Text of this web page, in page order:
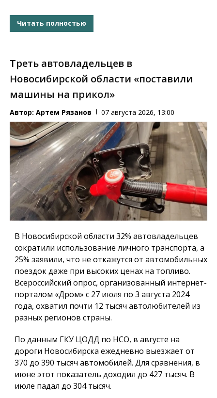
Читать полностью
Треть автовладельцев в
Новосибирской области «поставили
машины на прикол»
Автор: Артем Рязанов 07 августа 2026, 13:00
В Новосибирской области 32% автовладельцев
сократили использование личного транспорта, а
25% заявили, что не откажутся от автомобильных
поездок даже при высоких ценах на топливо.
Всероссийский опрос, организованный интернет-
порталом «Дром» с 27 июля по 3 августа 2024
года, охватил почти 12 тысяч автолюбителей из
разных регионов страны.
По данным ГКУ ЦОДД по НСО, в августе на
дороги Новосибирска ежедневно выезжает от
370 до 390 тысяч автомобилей. Для сравнения, в
июне этот показатель доходил до 427 тысяч. В
июле падал до 304 тысяч.